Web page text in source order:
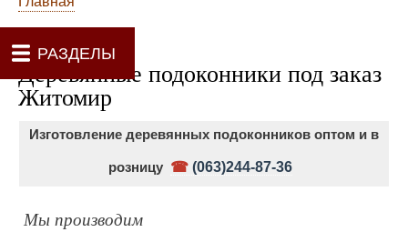
Деревянные подоконники под заказ
Житомир
Изготовление деревянных подоконников оптом и в
розницу ☎ (063)244-87-36
Мы производим
РАЗДЕЛЫ